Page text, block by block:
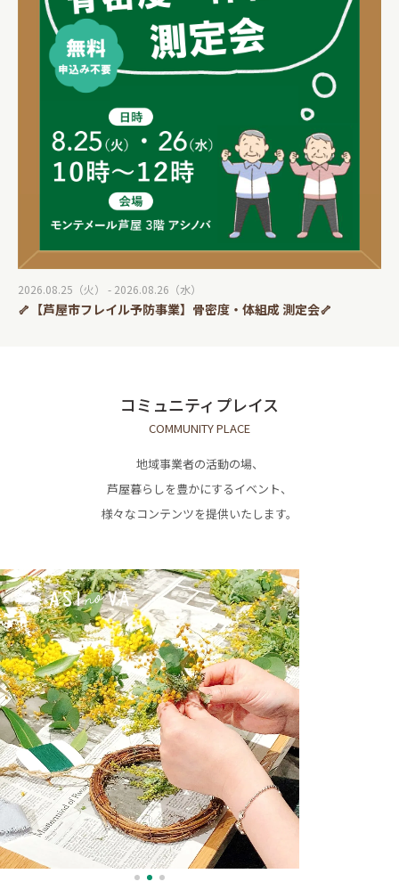
2026.08.25（火） - 2026.08.26（水）
🦴【芦屋市フレイル予防事業】骨密度・体組成 測定会🦴
コミュニティプレイス
COMMUNITY PLACE
地域事業者の活動の場、
芦屋暮らしを豊かにするイベント、
様々なコンテンツを提供いたします。